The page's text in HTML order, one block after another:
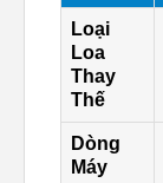
Loại
Loa
Thay
Thế
Dòng
Máy